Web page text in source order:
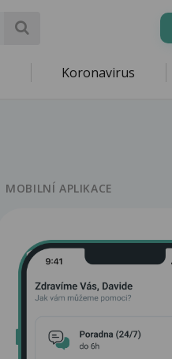
Koronavirus
MOBILNÍ APLIKACE